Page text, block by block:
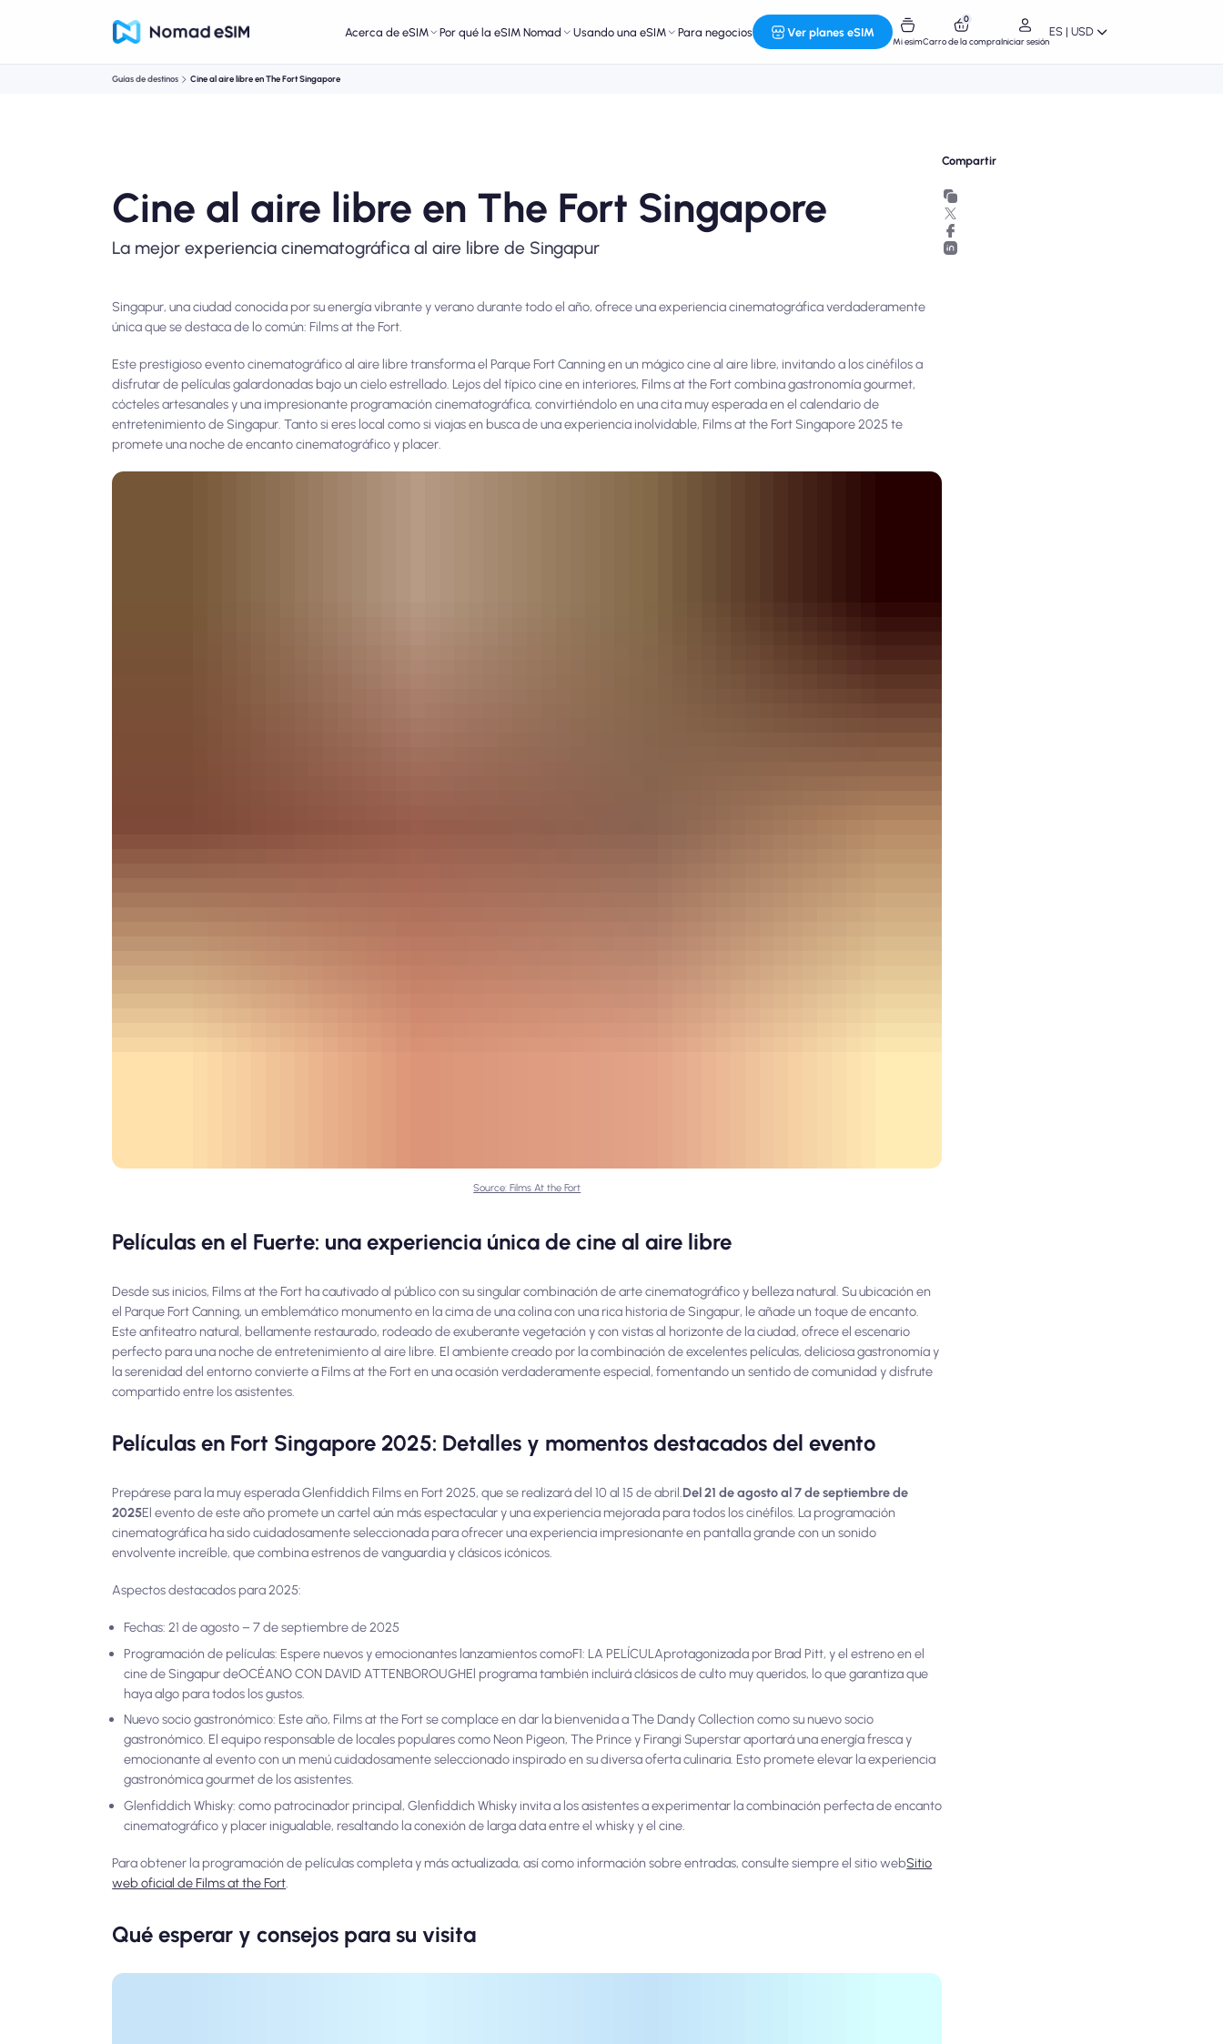
Acerca de eSIM Por qué la eSIM Nomad Usando una eSIM Para negocios Ver planes eSIM
Mi esim
0
Carro de la compraIniciar sesión
ES | USD
Guías de destinos Cine al aire libre en The Fort Singapore
Cine al aire libre en The Fort Singapore
La mejor experiencia cinematográfica al aire libre de Singapur
Singapur, una ciudad conocida por su energía vibrante y verano durante todo el año, ofrece una experiencia cinematográfica verdaderamente
única que se destaca de lo común: Films at the Fort.
Este prestigioso evento cinematográfico al aire libre transforma el Parque Fort Canning en un mágico cine al aire libre, invitando a los cinéfilos a
disfrutar de películas galardonadas bajo un cielo estrellado. Lejos del típico cine en interiores, Films at the Fort combina gastronomía gourmet,
cócteles artesanales y una impresionante programación cinematográfica, convirtiéndolo en una cita muy esperada en el calendario de
entretenimiento de Singapur. Tanto si eres local como si viajas en busca de una experiencia inolvidable, Films at the Fort Singapore 2025 te
promete una noche de encanto cinematográfico y placer.
Source: Films At the Fort
Películas en el Fuerte: una experiencia única de cine al aire libre
Desde sus inicios, Films at the Fort ha cautivado al público con su singular combinación de arte cinematográfico y belleza natural. Su ubicación en
el Parque Fort Canning, un emblemático monumento en la cima de una colina con una rica historia de Singapur, le añade un toque de encanto.
Este anfiteatro natural, bellamente restaurado, rodeado de exuberante vegetación y con vistas al horizonte de la ciudad, ofrece el escenario
perfecto para una noche de entretenimiento al aire libre. El ambiente creado por la combinación de excelentes películas, deliciosa gastronomía y
la serenidad del entorno convierte a Films at the Fort en una ocasión verdaderamente especial, fomentando un sentido de comunidad y disfrute
compartido entre los asistentes.
Películas en Fort Singapore 2025: Detalles y momentos destacados del evento
Prepárese para la muy esperada Glenfiddich Films en Fort 2025, que se realizará del 10 al 15 de abril.Del 21 de agosto al 7 de septiembre de
2025El evento de este año promete un cartel aún más espectacular y una experiencia mejorada para todos los cinéfilos. La programación
cinematográfica ha sido cuidadosamente seleccionada para ofrecer una experiencia impresionante en pantalla grande con un sonido
envolvente increíble, que combina estrenos de vanguardia y clásicos icónicos.
Aspectos destacados para 2025:
Fechas: 21 de agosto – 7 de septiembre de 2025
Programación de películas: Espere nuevos y emocionantes lanzamientos comoF1: LA PELÍCULAprotagonizada por Brad Pitt, y el estreno en el
cine de Singapur deOCÉANO CON DAVID ATTENBOROUGHEl programa también incluirá clásicos de culto muy queridos, lo que garantiza que
haya algo para todos los gustos.
Nuevo socio gastronómico: Este año, Films at the Fort se complace en dar la bienvenida a The Dandy Collection como su nuevo socio
gastronómico. El equipo responsable de locales populares como Neon Pigeon, The Prince y Firangi Superstar aportará una energía fresca y
emocionante al evento con un menú cuidadosamente seleccionado inspirado en su diversa oferta culinaria. Esto promete elevar la experiencia
gastronómica gourmet de los asistentes.
Glenfiddich Whisky: como patrocinador principal, Glenfiddich Whisky invita a los asistentes a experimentar la combinación perfecta de encanto
cinematográfico y placer inigualable, resaltando la conexión de larga data entre el whisky y el cine.
Para obtener la programación de películas completa y más actualizada, así como información sobre entradas, consulte siempre el sitio webSitio
web oficial de Films at the Fort.
Qué esperar y consejos para su visita
Compartir